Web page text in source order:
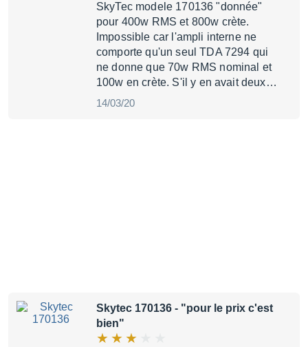
SkyTec modele 170136 "donnée"
pour 400w RMS et 800w crète.
Impossible car l'ampli interne ne
comporte qu'un seul TDA 7294 qui
ne donne que 70w RMS nominal et
100w en crète. S'il y en avait deux…
14/03/20
Skytec 170136 - "pour le prix c'est
bien"